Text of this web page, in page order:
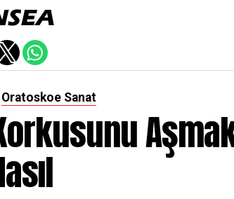
Oratoskoe Sanat